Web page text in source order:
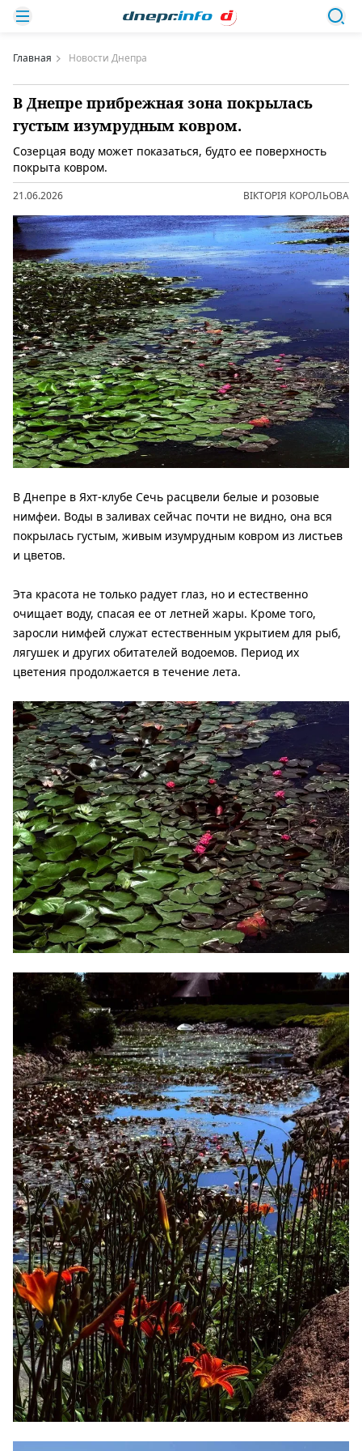
Главная Новости Днепра
В Днепре прибрежная зона покрылась
густым изумрудным ковром.
Созерцая воду может показаться, будто ее поверхность
покрыта ковром.
21.06.2026 ВІКТОРІЯ КОРОЛЬОВА
В Днепре в Яхт-клубе Сечь расцвели белые и розовые
нимфеи. Воды в заливах сейчас почти не видно, она вся
покрылась густым, живым изумрудным ковром из листьев
и цветов.
Эта красота не только радует глаз, но и естественно
очищает воду, спасая ее от летней жары. Кроме того,
заросли нимфей служат естественным укрытием для рыб,
лягушек и других обитателей водоемов. Период их
цветения продолжается в течение лета.